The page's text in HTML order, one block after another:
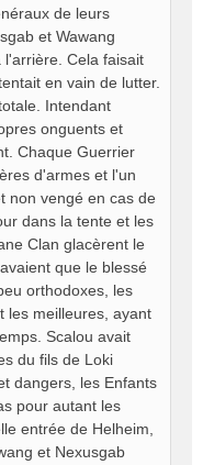
de leurs
et Wawang
Cela faisait
en vain de lutter.
Intendant
onguents et
Chaque Guerrier
d'armes et l'un
non vengé en cas de
dans la tente et les
Clan glacèrent le
que le blessé
orthodoxes, les
les meilleures, ayant
Scalou avait
du fils de Loki
dangers, les Enfants
pour autant les
entrée de Helheim,
et Nexusgab